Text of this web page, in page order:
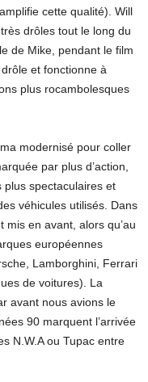
cette qualité). Will
drôles tout le long du
de Mike, pendant le film
et fonctionne à
plus rocambolesques
modernisé pour coller
par plus d’action,
plus spectaculaires et
véhicules utilisés. Dans
mis en avant, alors qu’au
européennes
Lamborghini, Ferrari
de voitures). La
avant nous avions le
90 marquent l’arrivée
N.W.A ou Tupac entre